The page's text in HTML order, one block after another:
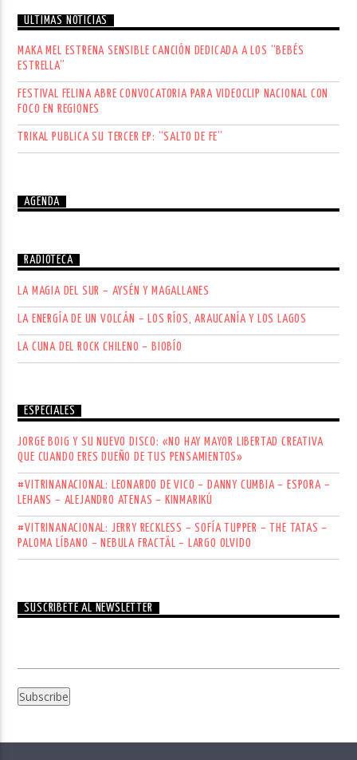
ÚLTIMAS NOTICIAS
MAKA MEL ESTRENA SENSIBLE CANCIÓN DEDICADA A LOS “BEBÉS
ESTRELLA”
FESTIVAL FELINA ABRE CONVOCATORIA PARA VIDEOCLIP NACIONAL CON
FOCO EN REGIONES
TRIKAL PUBLICA SU TERCER EP: “SALTO DE FE”
AGENDA
RADIOTECA
LA MAGIA DEL SUR – AYSÉN Y MAGALLANES
LA ENERGÍA DE UN VOLCÁN – LOS RÍOS, ARAUCANÍA Y LOS LAGOS
LA CUNA DEL ROCK CHILENO – BIOBÍO
ESPECIALES
JORGE BOIG Y SU NUEVO DISCO: «NO HAY MAYOR LIBERTAD CREATIVA
QUE CUANDO ERES DUEÑO DE TUS PENSAMIENTOS»
#VITRINANACIONAL: LEONARDO DE VICO – DANNY CUMBIA – ESPORA –
LEHANS – ALEJANDRO ATENAS – KINMARIKÚ
#VITRINANACIONAL: JERRY RECKLESS – SOFÍA TUPPER – THE TATAS –
PALOMA LÍBANO – NEBULA FRACTÄL – LARGO OLVIDO
SUSCRÍBETE AL NEWSLETTER